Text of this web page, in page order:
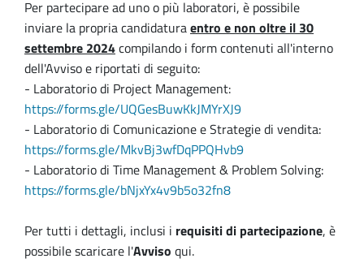
Per partecipare ad uno o più laboratori, è possibile
inviare la propria candidaturaentro e non oltre il 30
settembre 2024compilando i form contenuti all'interno
dell'Avviso e riportati di seguito:
- Laboratorio di Project Management:
https://forms.gle/UQGesBuwKkJMYrXJ9
- Laboratorio di Comunicazione e Strategie di vendita:
https://forms.gle/MkvBj3wfDqPPQHvb9
- Laboratorio di Time Management & Problem Solving:
https://forms.gle/bNjxYx4v9b5o32fn8
Per tutti i dettagli, inclusi i requisiti di partecipazione, è
possibile scaricare l'Avviso qui.